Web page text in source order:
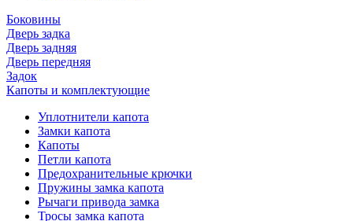
Боковины
Дверь задка
Дверь задняя
Дверь передняя
Задок
Капоты и комплектующие
Уплотнители капота
Замки капота
Капоты
Петли капота
Предохранительные крючки
Пружины замка капота
Рычаги привода замка
Тросы замка капота